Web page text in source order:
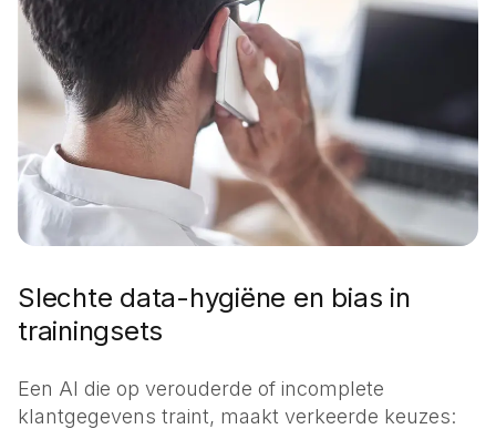
Slechte data-hygiëne en bias in
trainingsets
Een AI die op verouderde of incomplete
klantgegevens traint, maakt verkeerde keuzes: